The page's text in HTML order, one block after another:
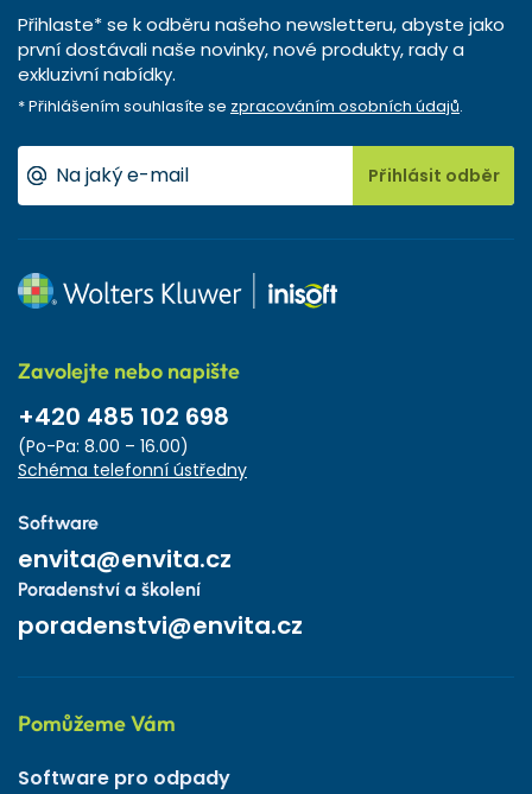
Přihlaste* se k odběru našeho newsletteru, abyste jako
první dostávali naše novinky, nové produkty, rady a
exkluzivní nabídky.
* Přihlášením souhlasíte se zpracováním osobních údajů.
Přihlásit odběr
Zavolejte nebo napište
+420 485 102 698
(Po-Pa: 8.00 – 16.00)
Schéma telefonní ústředny
Software
envita@envita.cz
Poradenství a školení
poradenstvi@envita.cz
Pomůžeme Vám
Software pro odpady